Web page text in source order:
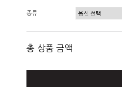
종류
총 상품 금액